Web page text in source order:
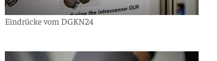
Eindrücke vom DGKN24